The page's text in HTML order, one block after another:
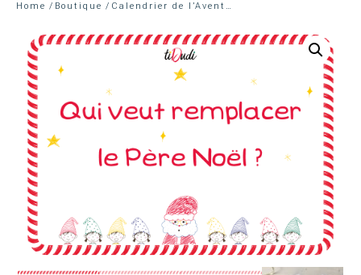
Home / Boutique / Calendrier de l’Avent à énigmes “Qui veut remplacer le Père Noël ?”